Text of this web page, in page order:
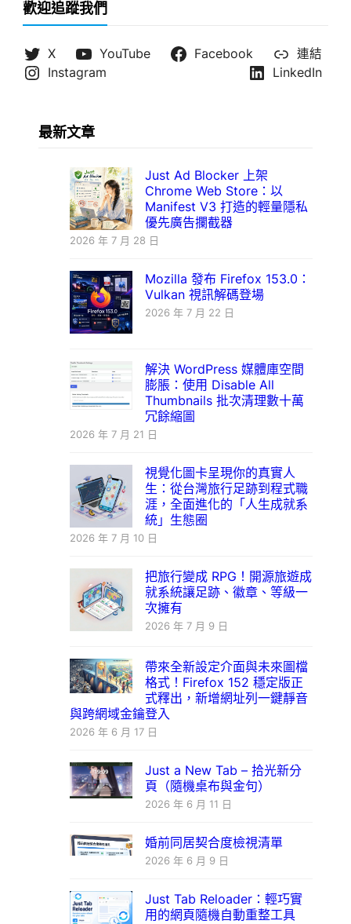
歡迎追蹤我們
X YouTube Facebook
連結
Instagram
LinkedIn
最新文章
Just Ad Blocker 上架
Chrome Web Store：以
Manifest V3 打造的輕量隱私
優先廣告攔截器
2026 年 7 月 28 日
Mozilla 發布 Firefox 153.0：
Vulkan 視訊解碼登場
2026 年 7 月 22 日
解決 WordPress 媒體庫空間
膨脹：使用 Disable All
Thumbnails 批次清理數十萬
冗餘縮圖
2026 年 7 月 21 日
視覺化圖卡呈現你的真實人
生：從台灣旅行足跡到程式職
涯，全面進化的「人生成就系
統」生態圈
2026 年 7 月 10 日
把旅行變成 RPG！開源旅遊成
就系統讓足跡、徽章、等級一
次擁有
2026 年 7 月 9 日
帶來全新設定介面與未來圖檔
格式！Firefox 152 穩定版正
式釋出，新增網址列一鍵靜音
與跨網域金鑰登入
2026 年 6 月 17 日
Just a New Tab – 拾光新分
頁（隨機桌布與金句）
2026 年 6 月 11 日
婚前同居契合度檢視清單
2026 年 6 月 9 日
Just Tab Reloader：輕巧實
用的網頁隨機自動重整工具